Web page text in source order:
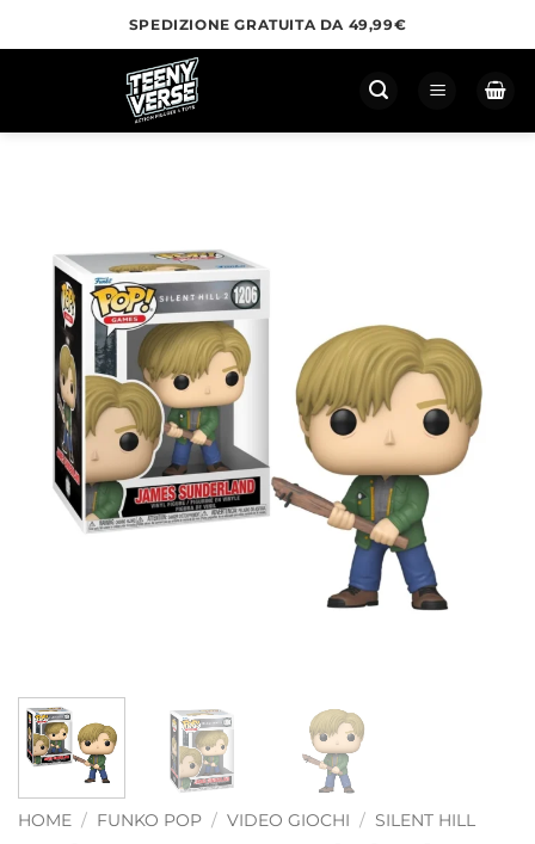
ai
SPEDIZIONE GRATUITA DA 49,99€
HOME / FUNKO POP / VIDEO GIOCHI / SILENT HILL